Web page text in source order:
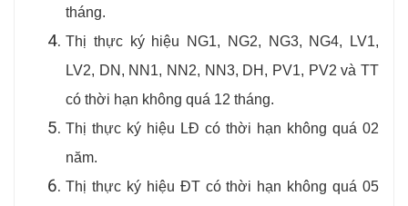
tháng.
Thị thực ký hiệu NG1, NG2, NG3, NG4, LV1,
LV2, DN, NN1, NN2, NN3, DH, PV1, PV2 và TT
có thời hạn không quá 12 tháng.
Thị thực ký hiệu LĐ có thời hạn không quá 02
năm.
Thị thực ký hiệu ĐT có thời hạn không quá 05